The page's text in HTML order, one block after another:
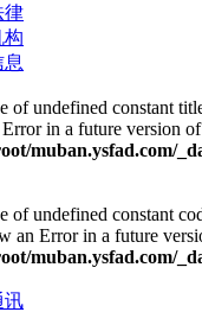
律
构
of undefined constant
in a future version
muban.ysfad.com/
of undefined constant
an Error in a future
muban.ysfad.com/
讯